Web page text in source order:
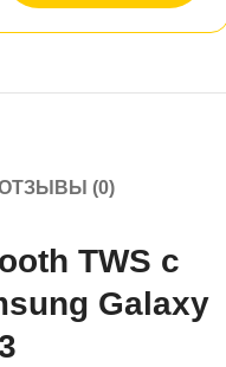
(0)
TWS с
Galaxy